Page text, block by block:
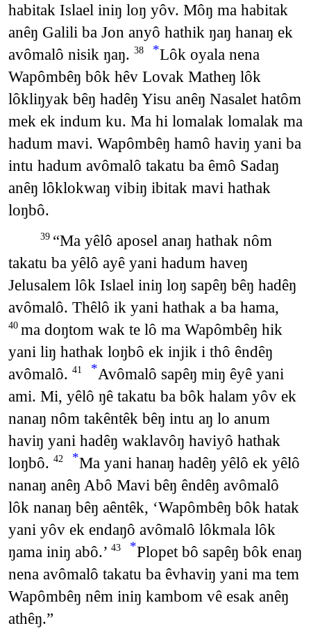
habitak Islael iniŋ loŋ yôv. Môŋ ma habitak
anêŋ Galili ba Jon anyô hathik ŋaŋ hanaŋ ek
avômalô nisik ŋaŋ. 38 *Lôk oyala nena
Wapômbêŋ bôk hêv Lovak Matheŋ lôk
lôkliŋyak bêŋ hadêŋ Yisu anêŋ Nasalet hatôm
mek ek indum ku. Ma hi lomalak lomalak ma
hadum mavi. Wapômbêŋ hamô haviŋ yani ba
intu hadum avômalô takatu ba êmô Sadaŋ
anêŋ lôklokwaŋ vibiŋ ibitak mavi hathak
loŋbô.
39 “Ma yêlô aposel anaŋ hathak nôm
takatu ba yêlô ayê yani hadum haveŋ
Jelusalem lôk Islael iniŋ loŋ sapêŋ bêŋ hadêŋ
avômalô. Thêlô ik yani hathak a ba hama,
40 ma doŋtom wak te lô ma Wapômbêŋ hik
yani liŋ hathak loŋbô ek injik i thô êndêŋ
avômalô. 41 *Avômalô sapêŋ miŋ êyê yani
ami. Mi, yêlô ŋê takatu ba bôk halam yôv ek
nanaŋ nôm takêntêk bêŋ intu aŋ lo anum
haviŋ yani hadêŋ waklavôŋ haviyô hathak
loŋbô. 42 *Ma yani hanaŋ hadêŋ yêlô ek yêlô
nanaŋ anêŋ Abô Mavi bêŋ êndêŋ avômalô
lôk nanaŋ bêŋ aêntêk, ‘Wapômbêŋ bôk hatak
yani yôv ek endaŋô avômalô lôkmala lôk
ŋama iniŋ abô.’ 43 *Plopet bô sapêŋ bôk enaŋ
nena avômalô takatu ba êvhaviŋ yani ma tem
Wapômbêŋ nêm iniŋ kambom vê esak anêŋ
athêŋ.”